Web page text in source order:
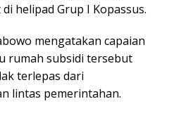
helipad Grup I Kopassus.
mengatakan capaian
rumah subsidi tersebut
terlepas dari
lintas pemerintahan.